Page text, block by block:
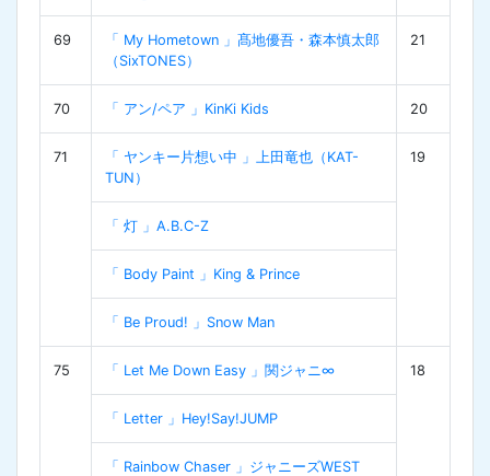
69
「 My Hometown 」髙地優吾・森本慎太郎
（SixTONES）
21
70 「 アン/ペア 」KinKi Kids 20
71
「 ヤンキー片想い中 」上田竜也（KAT-
TUN）
19
「 灯 」A.B.C-Z
「 Body Paint 」King & Prince
「 Be Proud! 」Snow Man
75 「 Let Me Down Easy 」関ジャニ∞ 18
「 Letter 」Hey!Say!JUMP
「 Rainbow Chaser 」ジャニーズWEST